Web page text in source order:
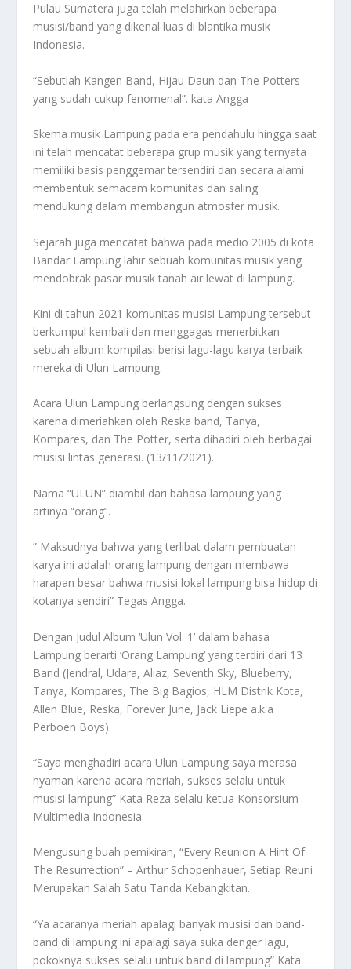
Pulau Sumatera juga telah melahirkan beberapa
musisi/band yang dikenal luas di blantika musik
Indonesia.
“Sebutlah Kangen Band, Hijau Daun dan The Potters
yang sudah cukup fenomenal”. kata Angga
Skema musik Lampung pada era pendahulu hingga saat
ini telah mencatat beberapa grup musik yang ternyata
memiliki basis penggemar tersendiri dan secara alami
membentuk semacam komunitas dan saling
mendukung dalam membangun atmosfer musik.
Sejarah juga mencatat bahwa pada medio 2005 di kota
Bandar Lampung lahir sebuah komunitas musik yang
mendobrak pasar musik tanah air lewat di lampung.
Kini di tahun 2021 komunitas musisi Lampung tersebut
berkumpul kembali dan menggagas menerbitkan
sebuah album kompilasi berisi lagu-lagu karya terbaik
mereka di Ulun Lampung.
Acara Ulun Lampung berlangsung dengan sukses
karena dimeriahkan oleh Reska band, Tanya,
Kompares, dan The Potter, serta dihadiri oleh berbagai
musisi lintas generasi. (13/11/2021).
Nama “ULUN” diambil dari bahasa lampung yang
artinya “orang”.
” Maksudnya bahwa yang terlibat dalam pembuatan
karya ini adalah orang lampung dengan membawa
harapan besar bahwa musisi lokal lampung bisa hidup di
kotanya sendiri” Tegas Angga.
Dengan Judul Album ‘Ulun Vol. 1’ dalam bahasa
Lampung berarti ‘Orang Lampung’ yang terdiri dari 13
Band (Jendral, Udara, Aliaz, Seventh Sky, Blueberry,
Tanya, Kompares, The Big Bagios, HLM Distrik Kota,
Allen Blue, Reska, Forever June, Jack Liepe a.k.a
Perboen Boys).
“Saya menghadiri acara Ulun Lampung saya merasa
nyaman karena acara meriah, sukses selalu untuk
musisi lampung” Kata Reza selalu ketua Konsorsium
Multimedia Indonesia.
Mengusung buah pemikiran, “Every Reunion A Hint Of
The Resurrection” – Arthur Schopenhauer, Setiap Reuni
Merupakan Salah Satu Tanda Kebangkitan.
“Ya acaranya meriah apalagi banyak musisi dan band-
band di lampung ini apalagi saya suka denger lagu,
pokoknya sukses selalu untuk band di lampung” Kata